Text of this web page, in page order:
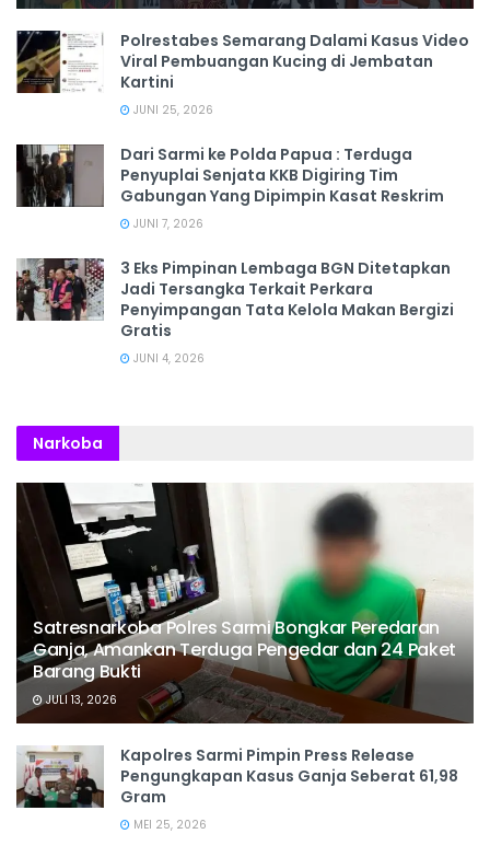
Polrestabes Semarang Dalami Kasus Video
Viral Pembuangan Kucing di Jembatan
Kartini
JUNI 25, 2026
Dari Sarmi ke Polda Papua : Terduga
Penyuplai Senjata KKB Digiring Tim
Gabungan Yang Dipimpin Kasat Reskrim
JUNI 7, 2026
3 Eks Pimpinan Lembaga BGN Ditetapkan
Jadi Tersangka Terkait Perkara
Penyimpangan Tata Kelola Makan Bergizi
Gratis
JUNI 4, 2026
Narkoba
Satresnarkoba Polres Sarmi Bongkar Peredaran
Ganja, Amankan Terduga Pengedar dan 24 Paket
Barang Bukti
JULI 13, 2026
Kapolres Sarmi Pimpin Press Release
Pengungkapan Kasus Ganja Seberat 61,98
Gram
MEI 25, 2026